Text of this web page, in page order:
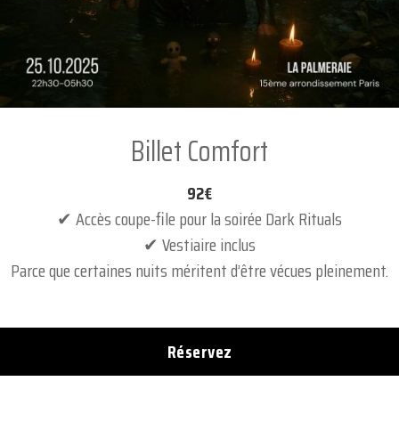
Billet Comfort
92€
✔ Accès coupe-file pour la soirée Dark Rituals
✔ Vestiaire inclus
Parce que certaines nuits méritent d’être vécues pleinement.
Réservez